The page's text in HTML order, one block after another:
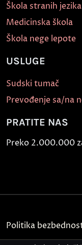
Škola stranih jezika
Medicinska škola
Škola nege lepote
USLUGE
Sudski tumač
Prevođenje sa/na
PRATITE NAS
Preko 2.000.000
Politika